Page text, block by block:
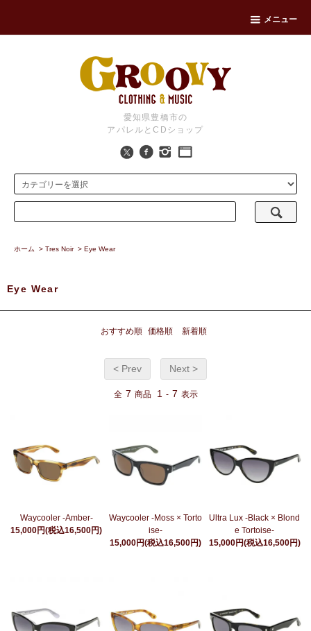
メニュー
愛知県豊橋市の
アパレルとCDショップ
ホーム > Tres Noir > Eye Wear
Eye Wear
おすすめ順 価格順 新着順
< Prev Next >
全 7 商品 1 - 7 表示
Waycooler -Amber-
15,000円(税込16,500円)
Waycooler -Moss × Torto
ise-
15,000円(税込16,500円)
Ultra Lux -Black × Blond
e Tortoise-
15,000円(税込16,500円)